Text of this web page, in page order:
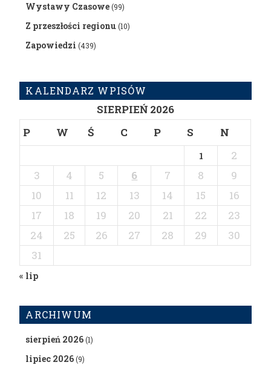
Wystawy Czasowe(99)
Z przeszłości regionu(10)
Zapowiedzi (439)
KALENDARZ WPISÓW
SIERPIEŃ 2026
P
W Ś C P S N
1
2
3
4 5 6 7 8
9
10
11 12 13 14 15
16
17
18 19 20 21 22
23
24
25 26 27 28 29
30
31
« lip
ARCHIWUM
sierpień 2026(1)
lipiec 2026(9)